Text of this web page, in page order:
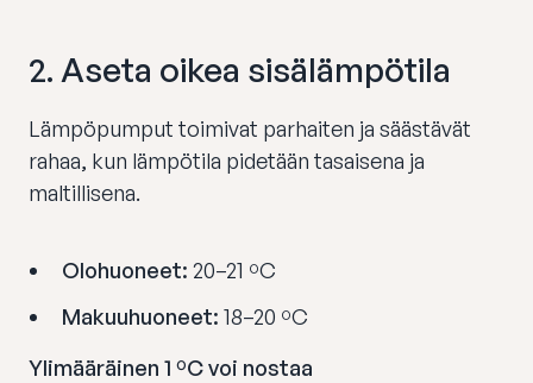
2. Aseta oikea sisälämpötila
Lämpöpumput toimivat parhaiten ja säästävät
rahaa, kun lämpötila pidetään tasaisena ja
maltillisena.
Olohuoneet: 20–21 ºC
Makuuhuoneet: 18–20 ºC
Ylimääräinen 1 ºC voi nostaa